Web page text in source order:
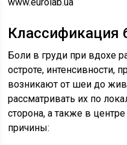
Боли в груди при вдохе
остроте, интенсивности,
возникают от шеи до
рассматривать их по
сторона, а также в
причины: